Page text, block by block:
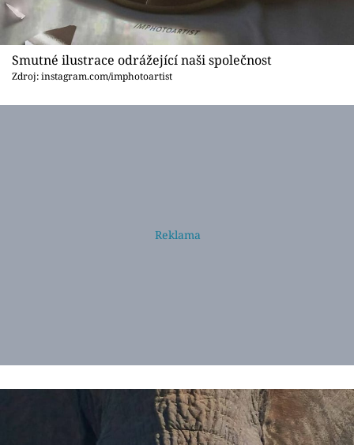
Smutné ilustrace odrážející naši společnost
Zdroj: instagram.com/imphotoartist